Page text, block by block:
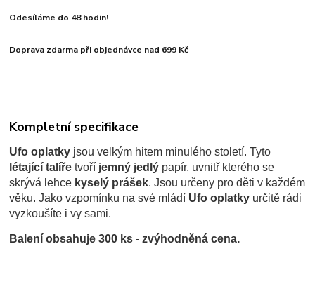
Odesíláme do 48 hodin!
Doprava zdarma při objednávce nad 699 Kč
Kompletní specifikace
Ufo oplatky jsou velkým hitem minulého století. Tyto
létající talíře tvoří jemný jedlý papír, uvnitř kterého se
skrývá lehce kyselý prášek. Jsou určeny pro děti v každém
věku. Jako vzpomínku na své mládí Ufo oplatky určitě rádi
vyzkoušíte i vy sami.
Balení obsahuje 300 ks - zvýhodněná cena.